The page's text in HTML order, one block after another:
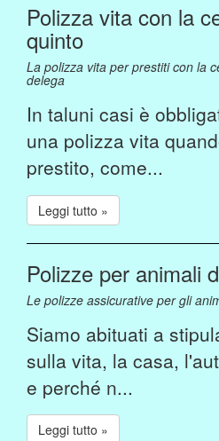
Polizza vita con la
quinto
La polizza vita per prestiti con la
delega
In taluni casi è
una polizza vita
prestito, come...
Leggi tutto »
Polizze per animali
Le polizze assicurative per gli
Siamo abituati a
sulla vita, la casa,
e perché n...
Leggi tutto »